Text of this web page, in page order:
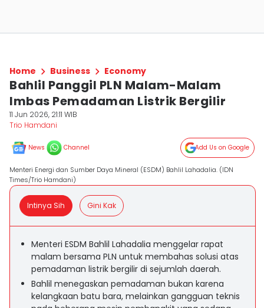
Home Business Economy
Bahlil Panggil PLN Malam-Malam
Imbas Pemadaman Listrik Bergilir
11 Jun 2026, 21:11 WIB
Trio Hamdani
News Channel Add Us on Google
Menteri Energi dan Sumber Daya Mineral (ESDM) Bahlil Lahadalia. (IDN
Times/Trio Hamdani)
Intinya Sih Gini Kak
Menteri ESDM Bahlil Lahadalia menggelar rapat
malam bersama PLN untuk membahas solusi atas
pemadaman listrik bergilir di sejumlah daerah.
Bahlil menegaskan pemadaman bukan karena
kelangkaan batu bara, melainkan gangguan teknis